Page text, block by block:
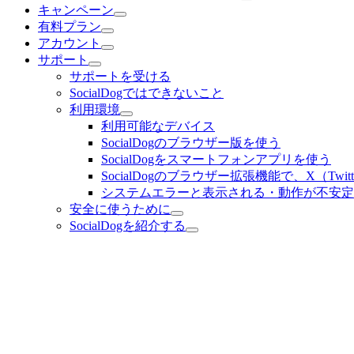
キャンペーン
有料プラン
アカウント
サポート
サポートを受ける
SocialDogではできないこと
利用環境
利用可能なデバイス
SocialDogのブラウザー版を使う
SocialDogをスマートフォンアプリを使う
SocialDogのブラウザー拡張機能で、X（
システムエラーと表示される・動作が不安定
安全に使うために
SocialDogを紹介する